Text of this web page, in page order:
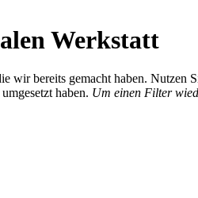
Werkstatt
bereits gemacht haben. Nutzen
haben. Um einen Filter